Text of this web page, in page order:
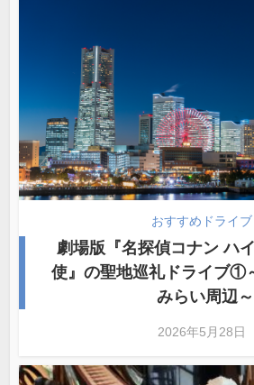
おすすめドライブ
劇場版『名探偵コナン ハ
使』の聖地巡礼ドライブ①
みらい周辺～
2026年5月28日